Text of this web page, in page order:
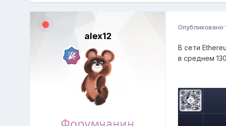
alex12
Опубликовано
В сети
в среднем